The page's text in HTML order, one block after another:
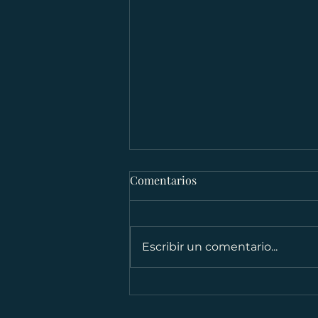
Trial Reels: la herramienta de
Comentarios
Escribir un comentario...